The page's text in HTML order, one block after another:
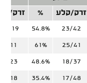
זרק/קלע % זרק/
23/42
54.8%
11/19
25/41
61%
2/11
18/37
48.6%
7/23
17/48
35.4%
3/18